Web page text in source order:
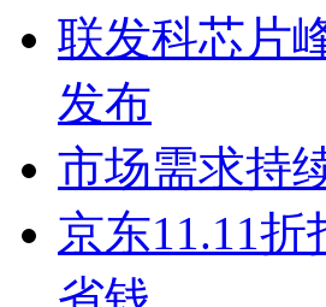
联发科芯片
发布
市场需求持
京东11.11